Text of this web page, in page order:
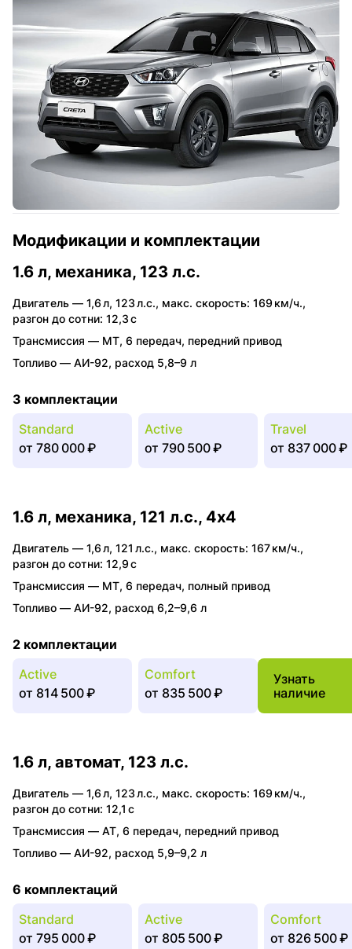
Модификации и комплектации
1.6 л, механика, 123 л.с.
Двигатель — 1,6 л, 123 л.с., макс. скорость: 169 км/ч.,
разгон до сотни: 12,3 с
Трансмиссия — MT, 6 передач, передний привод
Топливо — АИ-92, расход 5,8–9 л
3 комплектации
Standard
от 780 000 ₽
Active
от 790 500 ₽
Travel
от 837 000 ₽
1.6 л, механика, 121 л.с., 4x4
Двигатель — 1,6 л, 121 л.с., макс. скорость: 167 км/ч.,
разгон до сотни: 12,9 с
Трансмиссия — MT, 6 передач, полный привод
Топливо — АИ-92, расход 6,2–9,6 л
2 комплектации
Active
от 814 500 ₽
Comfort
от 835 500 ₽
Узнать
наличие
1.6 л, автомат, 123 л.с.
Двигатель — 1,6 л, 123 л.с., макс. скорость: 169 км/ч.,
разгон до сотни: 12,1 с
Трансмиссия — AT, 6 передач, передний привод
Топливо — АИ-92, расход 5,9–9,2 л
6 комплектаций
Standard
от 795 000 ₽
Active
от 805 500 ₽
Comfort
от 826 500 ₽